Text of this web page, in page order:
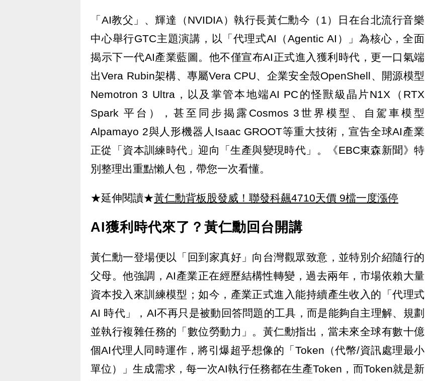
「AI教父」、輝達（NVIDIA）執行長黃仁勳今（1）日在台北流行音樂
中心舉行GTC主題演講，以「代理式AI（Agentic AI）」為核心，全面
揭示下一代AI產業藍圖。他不僅宣布AI正式進入獲利時代，更一口氣端
出Vera Rubin架構、專屬Vera CPU、企業安全殼OpenShell、開源模型
Nemotron 3 Ultra，以及掌管本地端AI PC的怪獸級晶片N1X（RTX
Spark 平台），甚至同步揭露Cosmos 3世界模型、自駕車模型
Alpamayo 2與人形機器人Isaac GROOT等重大技術，宣告全球AI產業
正從「資本訓練時代」迎向「生產與變現時代」。《EBC東森新聞》特
別整理出重點懶人包，帶您一次看懂。
★延伸閱讀★黃仁勳背板股發威！聯發科飆4710天價 9檔一度漲停
AI獲利時代來了？黃仁勳回台開講
黃仁勳一登場便以「回到家真好」向台灣觀眾致意，並特別介紹隨行的
父母。他強調，AI產業正在經歷結構性轉變，過去兩年，市場依賴大量
資本投入來訓練模型；如今，產業正式進入能持續產生收入的「代理式
AI 時代」，AI不再只是被動回答問題的工具，而是能夠自主理解、規劃
並執行複雜任務的「數位勞動力」。黃仁勳指出，當未來全球有數十億
個AI代理人同時運作，將引爆超乎想像的「Token（代幣/資訊處理最小
單位）」生成需求，每一次AI執行任務都在生產Token，而Token就是新